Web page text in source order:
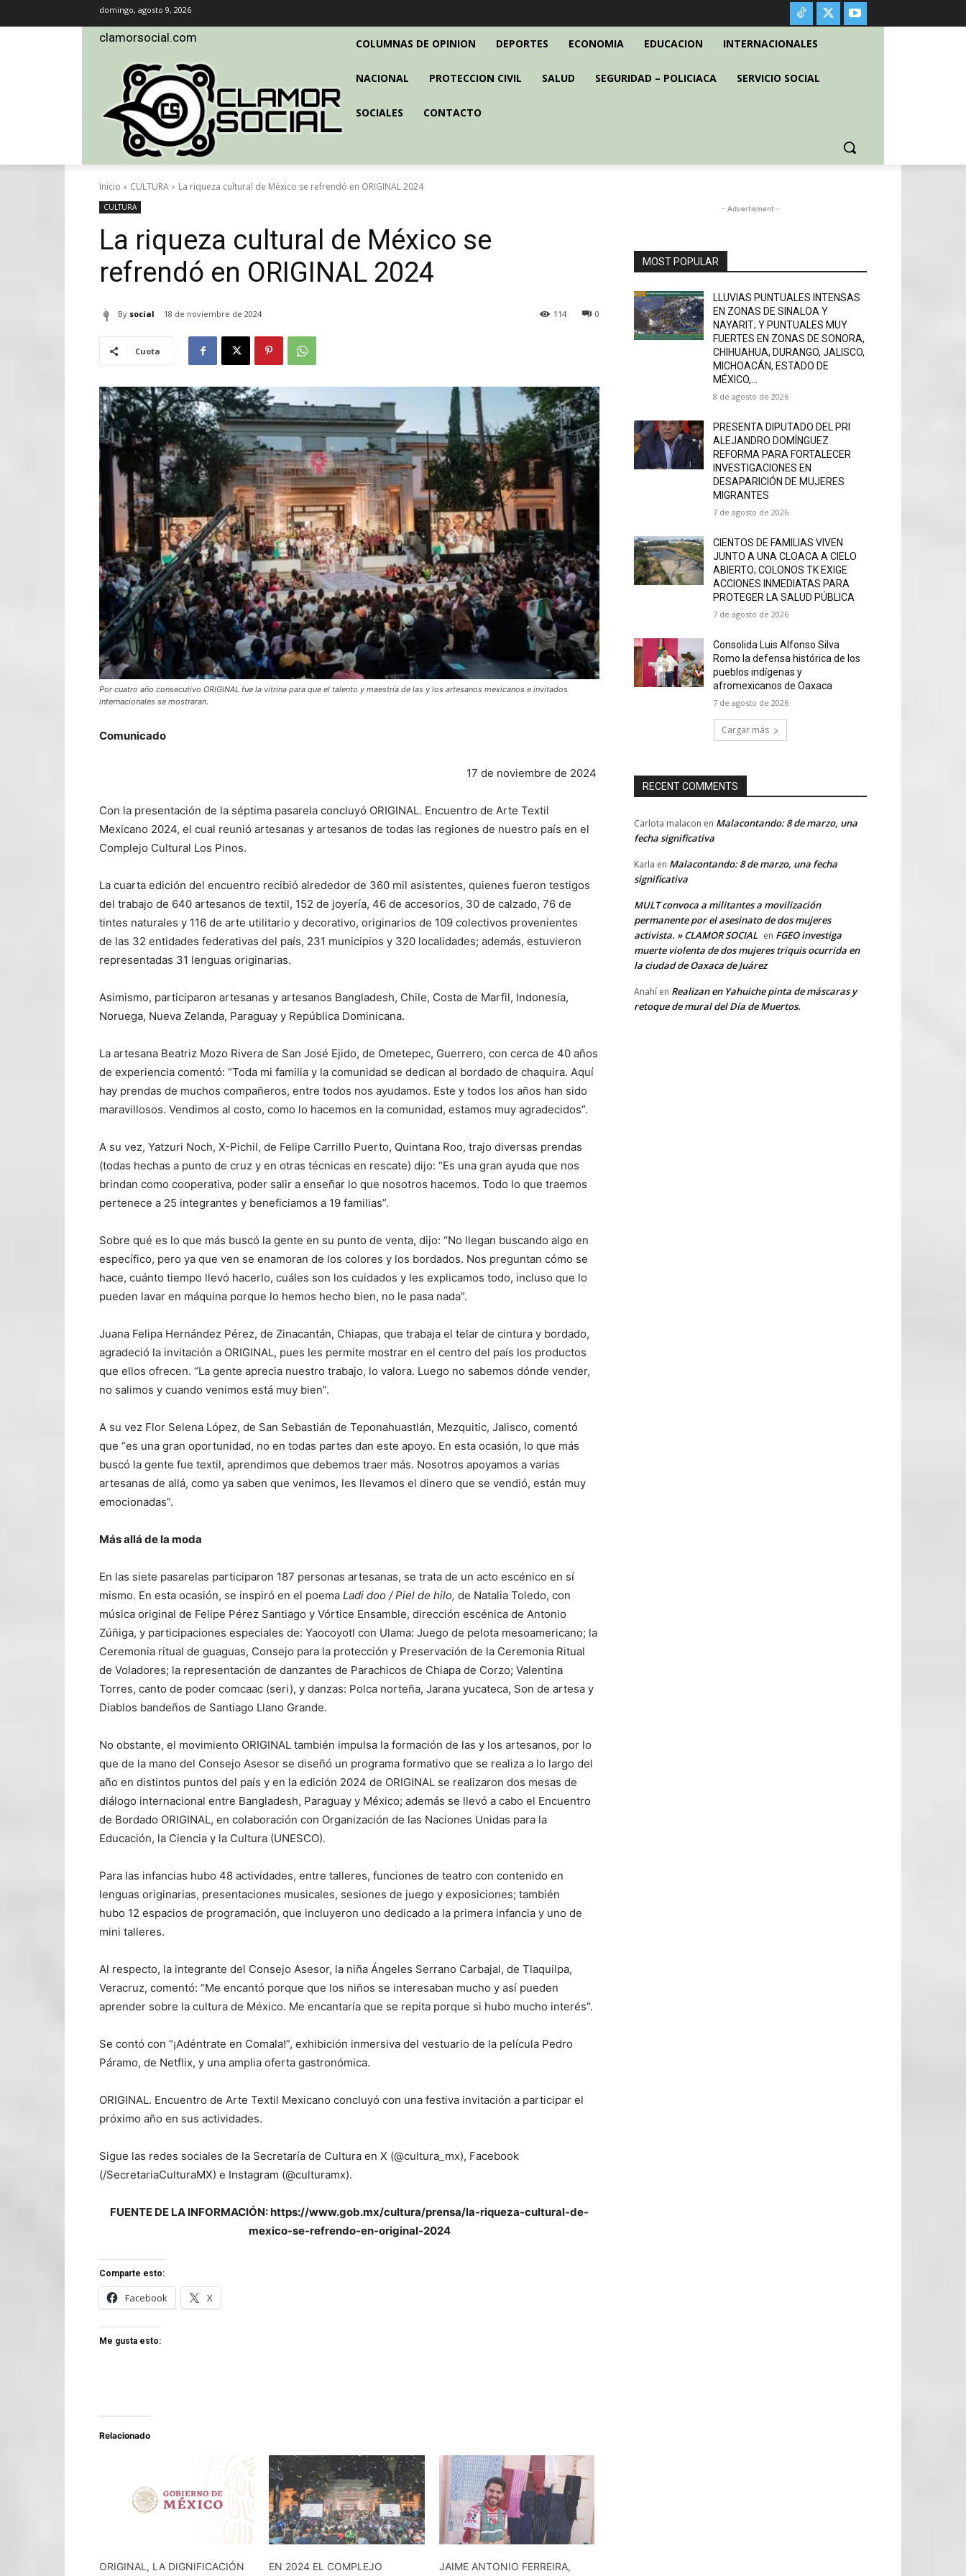
domingo, agosto 9, 2026
clamorsocial.com COLUMNAS DE OPINION DEPORTES ECONOMIA EDUCACION INTERNACIONALES
NACIONAL PROTECCION CIVIL SALUD SEGURIDAD – POLICIACA SERVICIO SOCIAL
SOCIALES CONTACTO
Inicio CULTURA La riqueza cultural de México se refrendó en ORIGINAL 2024
CULTURA
La riqueza cultural de México se
refrendó en ORIGINAL 2024
By social 18 de noviembre de 2024 0
114
Cuota
Por cuatro año consecutivo ORIGINAL fue la vitrina para que el talento y maestría de las y los artesanos mexicanos e invitados
internacionales se mostraran.
Comunicado
17 de noviembre de 2024
Con la presentación de la séptima pasarela concluyó ORIGINAL. Encuentro de Arte Textil
Mexicano 2024, el cual reunió artesanas y artesanos de todas las regiones de nuestro país en el
Complejo Cultural Los Pinos.
La cuarta edición del encuentro recibió alrededor de 360 mil asistentes, quienes fueron testigos
del trabajo de 640 artesanos de textil, 152 de joyería, 46 de accesorios, 30 de calzado, 76 de
tintes naturales y 116 de arte utilitario y decorativo, originarios de 109 colectivos provenientes
de las 32 entidades federativas del país, 231 municipios y 320 localidades; además, estuvieron
representadas 31 lenguas originarias.
Asimismo, participaron artesanas y artesanos Bangladesh, Chile, Costa de Marfil, Indonesia,
Noruega, Nueva Zelanda, Paraguay y República Dominicana.
La artesana Beatriz Mozo Rivera de San José Ejido, de Ometepec, Guerrero, con cerca de 40 años
de experiencia comentó: “Toda mi familia y la comunidad se dedican al bordado de chaquira. Aquí
hay prendas de muchos compañeros, entre todos nos ayudamos. Este y todos los años han sido
maravillosos. Vendimos al costo, como lo hacemos en la comunidad, estamos muy agradecidos”.
A su vez, Yatzuri Noch, X-Pichil, de Felipe Carrillo Puerto, Quintana Roo, trajo diversas prendas
(todas hechas a punto de cruz y en otras técnicas en rescate) dijo: “Es una gran ayuda que nos
brindan como cooperativa, poder salir a enseñar lo que nosotros hacemos. Todo lo que traemos
pertenece a 25 integrantes y beneficiamos a 19 familias”.
Sobre qué es lo que más buscó la gente en su punto de venta, dijo: “No llegan buscando algo en
específico, pero ya que ven se enamoran de los colores y los bordados. Nos preguntan cómo se
hace, cuánto tiempo llevó hacerlo, cuáles son los cuidados y les explicamos todo, incluso que lo
pueden lavar en máquina porque lo hemos hecho bien, no le pasa nada”.
Juana Felipa Hernández Pérez, de Zinacantán, Chiapas, que trabaja el telar de cintura y bordado,
agradeció la invitación a ORIGINAL, pues les permite mostrar en el centro del país los productos
que ellos ofrecen. “La gente aprecia nuestro trabajo, lo valora. Luego no sabemos dónde vender,
no salimos y cuando venimos está muy bien”.
A su vez Flor Selena López, de San Sebastián de Teponahuastlán, Mezquitic, Jalisco, comentó
que “es una gran oportunidad, no en todas partes dan este apoyo. En esta ocasión, lo que más
buscó la gente fue textil, aprendimos que debemos traer más. Nosotros apoyamos a varias
artesanas de allá, como ya saben que venimos, les llevamos el dinero que se vendió, están muy
emocionadas”.
Más allá de la moda
En las siete pasarelas participaron 187 personas artesanas, se trata de un acto escénico en sí
mismo. En esta ocasión, se inspiró en el poema Ladi doo / Piel de hilo, de Natalia Toledo, con
música original de Felipe Pérez Santiago y Vórtice Ensamble, dirección escénica de Antonio
Zúñiga, y participaciones especiales de: Yaocoyotl con Ulama: Juego de pelota mesoamericano; la
Ceremonia ritual de guaguas, Consejo para la protección y Preservación de la Ceremonia Ritual
de Voladores; la representación de danzantes de Parachicos de Chiapa de Corzo; Valentina
Torres, canto de poder comcaac (seri), y danzas: Polca norteña, Jarana yucateca, Son de artesa y
Diablos bandeños de Santiago Llano Grande.
No obstante, el movimiento ORIGINAL también impulsa la formación de las y los artesanos, por lo
que de la mano del Consejo Asesor se diseñó un programa formativo que se realiza a lo largo del
año en distintos puntos del país y en la edición 2024 de ORIGINAL se realizaron dos mesas de
diálogo internacional entre Bangladesh, Paraguay y México; además se llevó a cabo el Encuentro
de Bordado ORIGINAL, en colaboración con Organización de las Naciones Unidas para la
Educación, la Ciencia y la Cultura (UNESCO).
Para las infancias hubo 48 actividades, entre talleres, funciones de teatro con contenido en
lenguas originarias, presentaciones musicales, sesiones de juego y exposiciones; también
hubo 12 espacios de programación, que incluyeron uno dedicado a la primera infancia y uno de
mini talleres.
Al respecto, la integrante del Consejo Asesor, la niña Ángeles Serrano Carbajal, de Tlaquilpa,
Veracruz, comentó: “Me encantó porque que los niños se interesaban mucho y así pueden
aprender sobre la cultura de México. Me encantaría que se repita porque si hubo mucho interés”.
Se contó con “¡Adéntrate en Comala!”, exhibición inmersiva del vestuario de la película Pedro
Páramo, de Netflix, y una amplia oferta gastronómica.
ORIGINAL. Encuentro de Arte Textil Mexicano concluyó con una festiva invitación a participar el
próximo año en sus actividades.
Sigue las redes sociales de la Secretaría de Cultura en X (@cultura_mx), Facebook
(/SecretariaCulturaMX) e Instagram (@culturamx).
FUENTE DE LA INFORMACIÓN: https://www.gob.mx/cultura/prensa/la-riqueza-cultural-de-
mexico-se-refrendo-en-original-2024
Comparte esto:
Facebook X
Me gusta esto:
Relacionado
ORIGINAL, LA DIGNIFICACIÓN
EN 2024 EL COMPLEJO
JAIME ANTONIO FERREIRA,
- Advertisment -
MOST POPULAR
LLUVIAS PUNTUALES INTENSAS
EN ZONAS DE SINALOA Y
NAYARIT; Y PUNTUALES MUY
FUERTES EN ZONAS DE SONORA,
CHIHUAHUA, DURANGO, JALISCO,
MICHOACÁN, ESTADO DE
MÉXICO,...
8 de agosto de 2026
PRESENTA DIPUTADO DEL PRI
ALEJANDRO DOMÍNGUEZ
REFORMA PARA FORTALECER
INVESTIGACIONES EN
DESAPARICIÓN DE MUJERES
MIGRANTES
7 de agosto de 2026
CIENTOS DE FAMILIAS VIVEN
JUNTO A UNA CLOACA A CIELO
ABIERTO; COLONOS TK EXIGE
ACCIONES INMEDIATAS PARA
PROTEGER LA SALUD PÚBLICA
7 de agosto de 2026
Consolida Luis Alfonso Silva
Romo la defensa histórica de los
pueblos indígenas y
afromexicanos de Oaxaca
7 de agosto de 2026
Cargar más
RECENT COMMENTS
Carlota malacon en Malacontando: 8 de marzo, una
fecha significativa
Karla en Malacontando: 8 de marzo, una fecha
significativa
MULT convoca a militantes a movilización
permanente por el asesinato de dos mujeres
activista. » CLAMOR SOCIAL en FGEO investiga
muerte violenta de dos mujeres triquis ocurrida en
la ciudad de Oaxaca de Juárez
Anahí en Realizan en Yahuiche pinta de máscaras y
retoque de mural del Día de Muertos.